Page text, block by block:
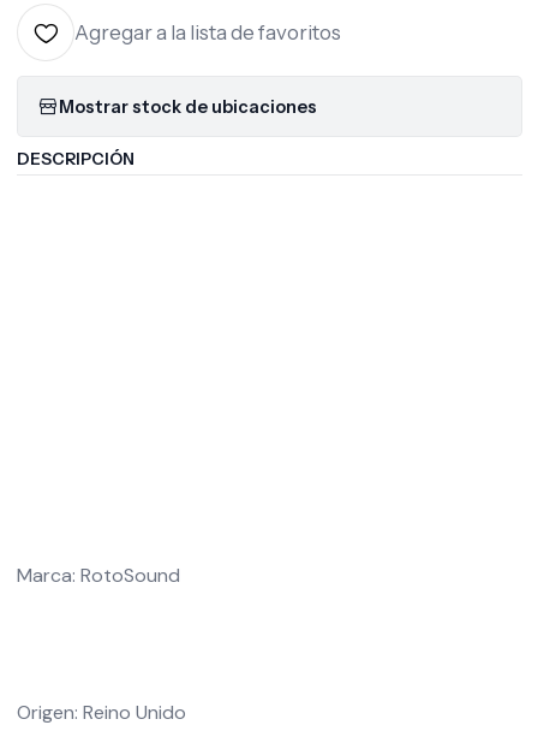
Agregar a la lista de favoritos
Mostrar stock de ubicaciones
DESCRIPCIÓN
Marca: RotoSound
Origen: Reino Unido